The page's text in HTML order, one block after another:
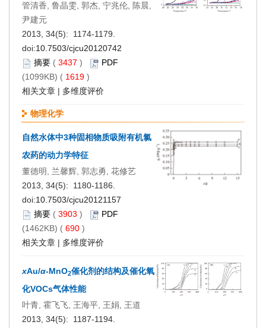
管清香, 鲁晶雯, 郭杰, 宁兆伦, 陈晨,
尹建元
2013, 34(5): 1174-1179.
doi:10.7503/cjcu20120742
摘要 ( 3437 )
PDF
(1099KB) ( 1619 )
相关文章 | 多维度评价
物理化学
自然水体中3种固相物质吸附有机氯
农药的动力学特征
董德明, 兰馨辉, 郭志勇, 花修艺
2013, 34(5): 1180-1186.
doi:10.7503/cjcu20121157
摘要 ( 3903 )
PDF
(1462KB) ( 690 )
相关文章 | 多维度评价
xAu/α-MnO2催化剂的结构及催化氧
化VOCs气体性能
叶青, 霍飞飞, 王海平, 王娟, 王道
2013, 34(5): 1187-1194.